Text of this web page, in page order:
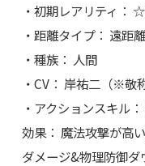
・初期レアリティ：
・距離タイプ： 遠距離
・種族： 人間
・CV： 岸祐二（※敬
・アクションスキル
効果： 魔法攻撃が高
ダメージ&物理防御